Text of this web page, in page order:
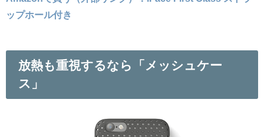
ップホール付き
放熱も重視するなら「メッシュケー
ス」